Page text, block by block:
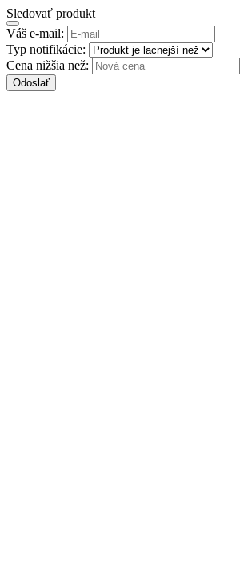
Sledovať produkt
Váš e-mail:
Typ notifikácie:
Cena nižšia než:
Odoslať